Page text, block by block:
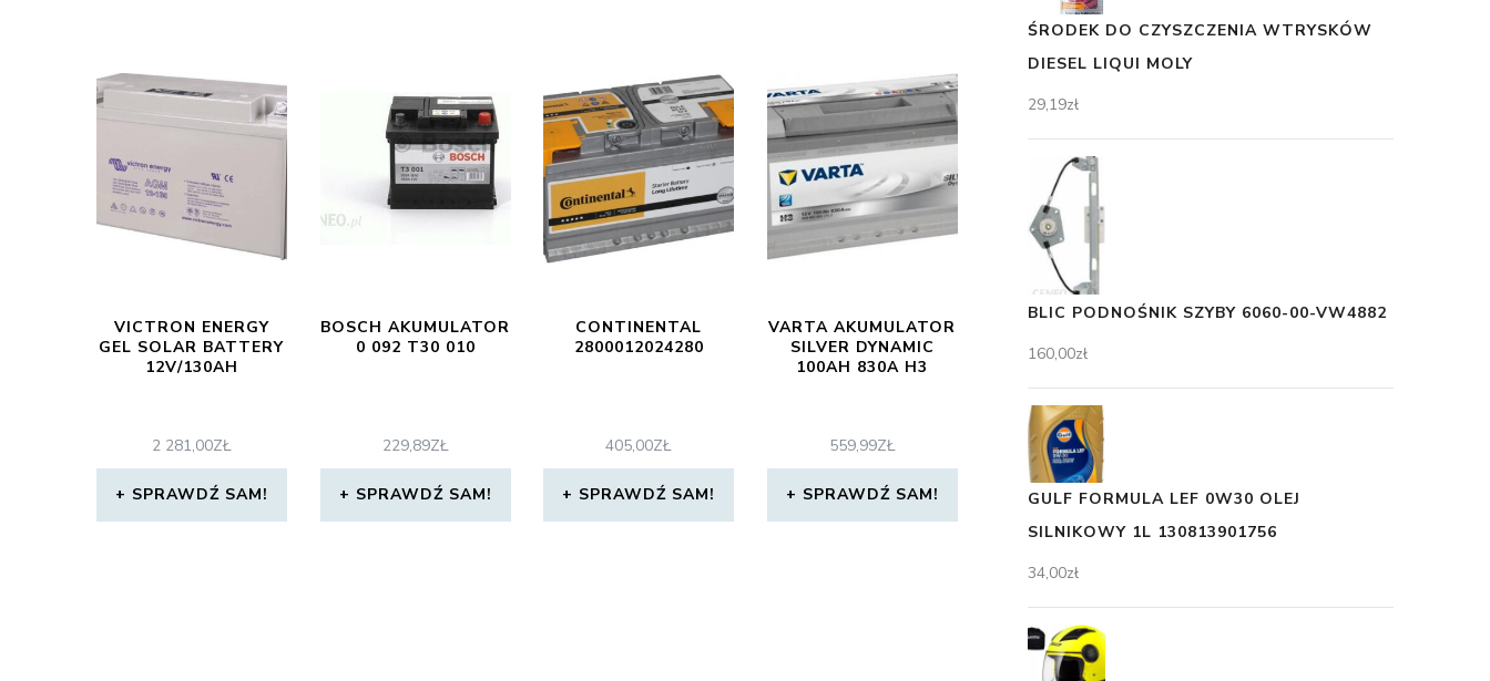
VICTRON ENERGY
GEL SOLAR BATTERY
12V/130AH
2 281,00ZŁ
SPRAWDŹ SAM!
BOSCH AKUMULATOR
0 092 T30 010
229,89ZŁ
SPRAWDŹ SAM!
CONTINENTAL
2800012024280
405,00ZŁ
SPRAWDŹ SAM!
VARTA AKUMULATOR
SILVER DYNAMIC
100AH 830A H3
559,99ZŁ
SPRAWDŹ SAM!
ŚRODEK DO CZYSZCZENIA WTRYSKÓW
DIESEL LIQUI MOLY
29,19zł
BLIC PODNOŚNIK SZYBY 6060-00-VW4882
160,00zł
GULF FORMULA LEF 0W30 OLEJ
SILNIKOWY 1L 130813901756
34,00zł